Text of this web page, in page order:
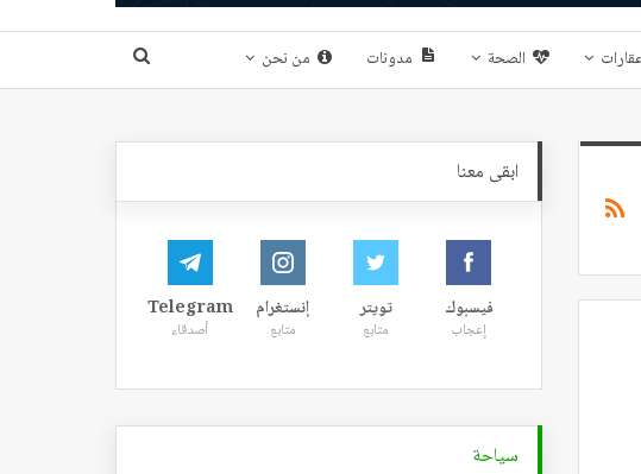
الصحة مدونات من نحن
ابقى معنا
فيسبوك
إعجاب
تويتر
متابع
إنستغرام
متابع
Telegram
أصدقاء
سياحة